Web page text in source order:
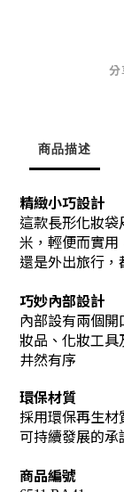
分
商品描述
精緻小巧設計
這款長形化妝
米，輕便而實
還是外出旅行
巧妙內部設計
內部設有兩個
妝品、化妝工
井然有序
環保材質
採用環保再生
可持續發展的承
商品編號